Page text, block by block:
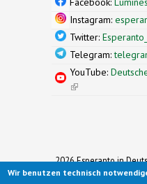
Instagram:
Twitter:
Telegram:
YouTube:
(link is external)
2026 Esperanto in
Wir benutzen technisch